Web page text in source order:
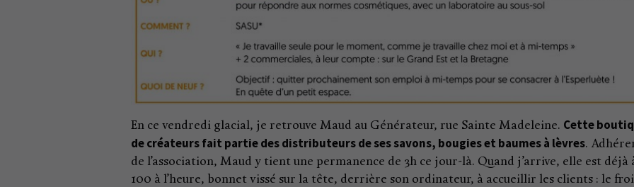
En ce vendredi glacial, je retrouve Maud au Générateur, rue Sainte Madeleine. Cette
de créateurs fait partie des distributeurs de ses savons, bougies et baumes à lèvres.
de l’association, Maud y tient une permanence de 3h ce jour-là. Quand j’arrive, elle est déjà
100 à l’heure, bonnet vissé sur la tête, derrière son ordinateur, à accueillir les clients : le